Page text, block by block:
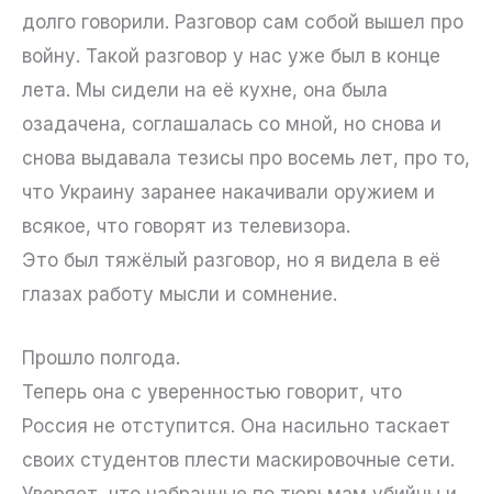
долго говорили. Разговор сам собой вышел про
войну. Такой разговор у нас уже был в конце
лета. Мы сидели на её кухне, она была
озадачена, соглашалась со мной, но снова и
снова выдавала тезисы про восемь лет, про то,
что Украину заранее накачивали оружием и
всякое, что говорят из телевизора.
Это был тяжёлый разговор, но я видела в её
глазах работу мысли и сомнение.
Прошло полгода.
Теперь она с уверенностью говорит, что
Россия не отступится. Она насильно таскает
своих студентов плести маскировочные сети.